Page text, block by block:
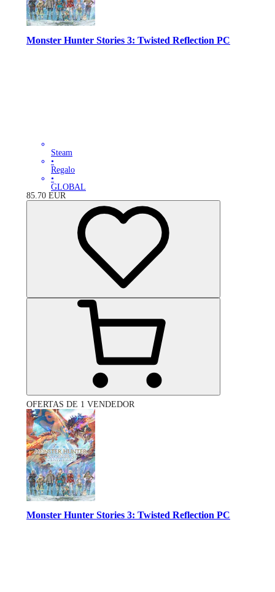
Monster Hunter Stories 3: Twisted Reflection PC
Steam
•
Regalo
•
GLOBAL
85.70 EUR
OFERTAS DE 1 VENDEDOR
Monster Hunter Stories 3: Twisted Reflection PC